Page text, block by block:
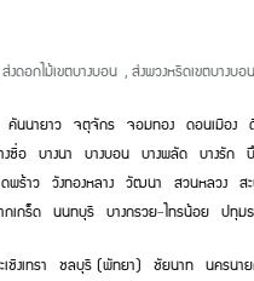
ส่งดอกไม้เขตบางบอน ,ส่งพวงหรีดเขตบางบอน
คันนายาว จตุจักร จอมทอง ดอนเมือง
งซื่อ บางนา บางบอน บางพลัด บางรัก
พร้าว วังทองหลาง วัฒนา สวนหลวง ส
กเกร็ด นนทบุรี บางกรวย-ไทรน้อย ปทุม
ชิงเทรา ชลบุรี (พัทยา) ชัยนาท นครนา